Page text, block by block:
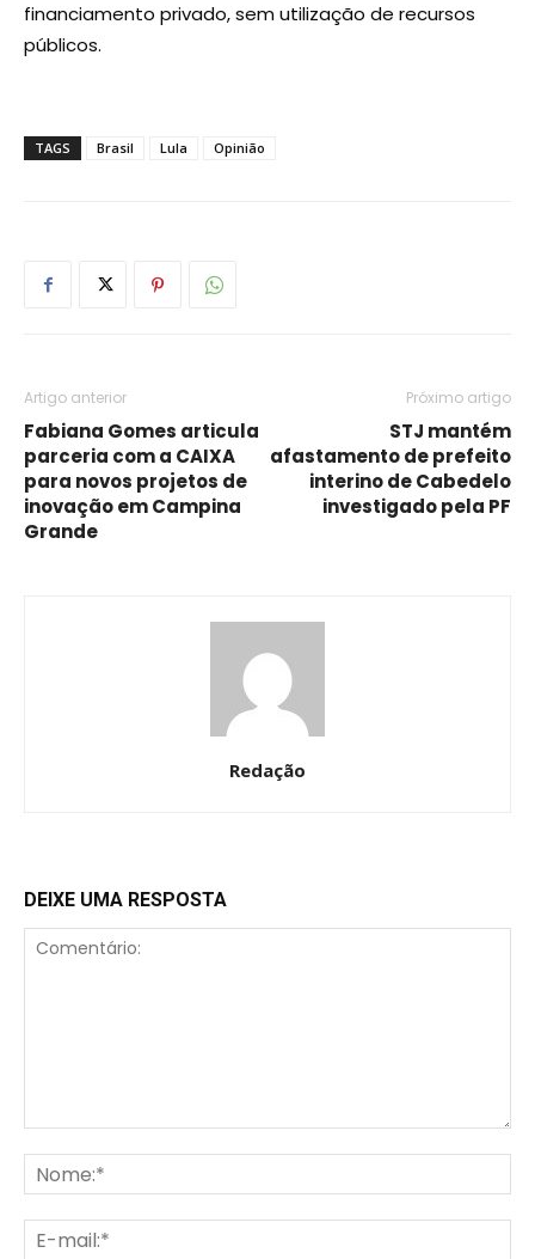
financiamento privado, sem utilização de recursos
públicos.
TAGS Brasil Lula Opinião
Artigo anterior
Fabiana Gomes articula
parceria com a CAIXA
para novos projetos de
inovação em Campina
Grande
Próximo artigo
STJ mantém
afastamento de prefeito
interino de Cabedelo
investigado pela PF
Redação
DEIXE UMA RESPOSTA